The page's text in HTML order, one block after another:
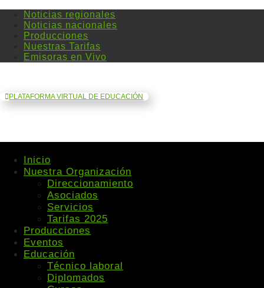
Noticias regionales
Noticias nacionales
Producciones
Nuestras Tarifas
Emisoras en Vivo
PLATAFORMA VIRTUAL DE EDUCACIÓN
Inicio
Nuestra Organización
Direccionamiento
Asociados
Servicios
Tarifas 2025
Producciones
Eventos
Educación
Técnico laboral
Diplomados